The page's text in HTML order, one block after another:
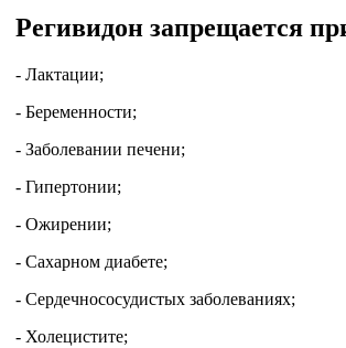
Регивидон запрещается
- Лактации;
- Беременности;
- Заболевании печени;
- Гипертонии;
- Ожирении;
- Сахарном диабете;
- Сердечнососудистых заболеваниях;
- Холецистите;